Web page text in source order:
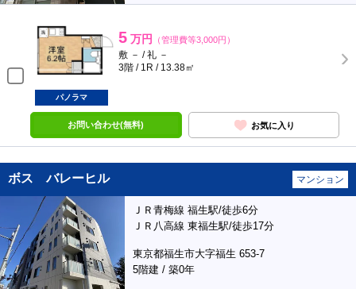
5 万円 （管理費等3,000円）
敷 － / 礼 －
3階 / 1R / 13.38㎡
パノラマ
お問い合わせ(無料) お気に入り
ボス バレーヒル マンション
ＪＲ青梅線 福生駅/徒歩6分
ＪＲ八高線 東福生駅/徒歩17分
東京都福生市大字福生 653-7
5階建 / 築0年